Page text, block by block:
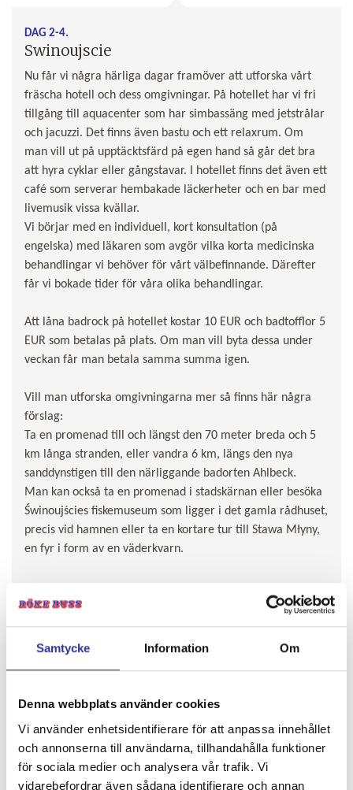
Samtycke Information Om
Denna webbplats använder cookies
Vi använder enhetsidentifierare för att anpassa innehållet
och annonserna till användarna, tillhandahålla funktioner
för sociala medier och analysera vår trafik. Vi
vidarebefordrar även sådana identifierare och annan
DAG 2-4.
Swinoujscie
Nu får vi några härliga dagar framöver att utforska vårt
fräscha hotell och dess omgivningar. På hotellet har vi fri
tillgång till aquacenter som har simbassäng med jetstrålar
och jacuzzi. Det finns även bastu och ett relaxrum. Om
man vill ut på upptäcktsfärd på egen hand så går det bra
att hyra cyklar eller gångstavar. I hotellet finns det även ett
café som serverar hembakade läckerheter och en bar med
livemusik vissa kvällar.
Vi börjar med en individuell, kort konsultation (på
engelska) med läkaren som avgör vilka korta medicinska
behandlingar vi behöver för vårt välbefinnande. Därefter
får vi bokade tider för våra olika behandlingar.
Att låna badrock på hotellet kostar 10 EUR och badtofflor 5
EUR som betalas på plats. Om man vill byta dessa under
veckan får man betala samma summa igen.
Vill man utforska omgivningarna mer så finns här några
förslag:
Ta en promenad till och längst den 70 meter breda och 5
km långa stranden, eller vandra 6 km, längs den nya
sanddynstigen till den närliggande badorten Ahlbeck.
Man kan också ta en promenad i stadskärnan eller besöka
Świnoujścies fiskemuseum som ligger i det gamla rådhuset,
precis vid hamnen eller ta en kortare tur till Stawa Młyny,
en fyr i form av en väderkvarn.
DAG 5.
Swinoujscie - Hemorten ca 41 mil
Efter frukost packar vi in oss i bussen igen och vänder